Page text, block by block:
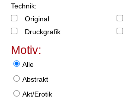
Technik:
Original
Druckgrafik
Motiv:
Alle
Abstrakt
Akt/Erotik